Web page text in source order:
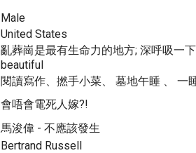
Male
United States
亂葬崗是最有生命力的地方; 深呼吸一
beautiful
閱讀寫作、撚手小菜、 墓地午睡 、 一
會唔會電死人嫁?!
馬浚偉 - 不應該發生
Bertrand Russell